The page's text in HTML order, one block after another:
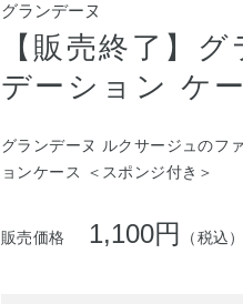
グランデーヌ
【販売終了】
デーション ケ
グランデーヌ ルクサージュのフ
ョンケース ＜スポンジ付き＞
販売価格 1,100円 （税込）